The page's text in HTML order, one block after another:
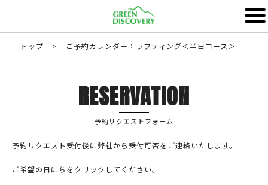
トップ > ご予約カレンダー：ラフティング＜半日コース＞
RESERVATION
予約リクエストフォーム
予約リクエスト受付後に弊社から受付可否をご連絡いたします。
ご希望の日にちをクリックしてください。